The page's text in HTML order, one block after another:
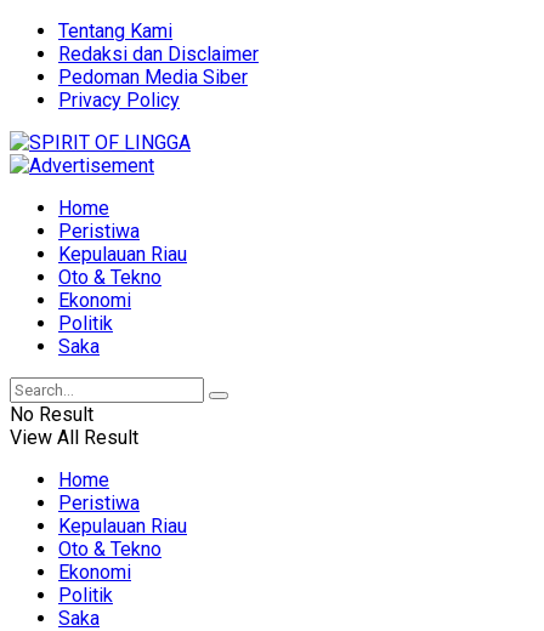
Tentang Kami
Redaksi dan Disclaimer
Pedoman Media Siber
Privacy Policy
Home
Peristiwa
Kepulauan Riau
Oto & Tekno
Ekonomi
Politik
Saka
No Result
View All Result
Home
Peristiwa
Kepulauan Riau
Oto & Tekno
Ekonomi
Politik
Saka